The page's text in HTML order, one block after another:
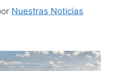
Nuestras Noticias